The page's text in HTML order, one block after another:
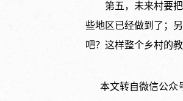
第五，未来村要
些地区已经做到了；
吧？这样整个乡村的
本文转自微信公众